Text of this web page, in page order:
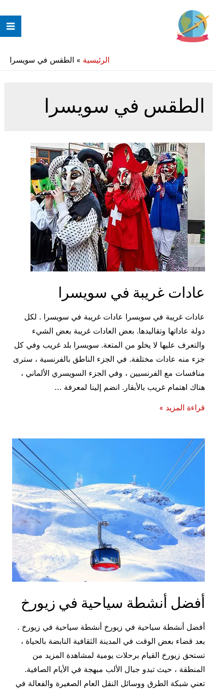
إلى
المحتوى
الرئيسية » الطقس في سويسرا
الطقس في سويسرا
عادات غريبة في سويسرا
عادات غريبة في سويسرا عادات غريبة في سويسرا . لكل
دولة عاداتها وتقاليدها. بعض العادات غريبة بعض الشيء
والتعرف عليها لا يخلو من المتعة. سويسرا بلد غريب وفي كل
جزء منه عادات مختلفة. في الجزء الناطق بالفرنسية ، سترى
منافسات مع الفرنسيين ، وفي الجزء السويسري الألماني ،
هناك اهتمام غريب بالأبقار. انضم إلينا لمعرفة …
عادات
سويسرا
قراءة المزيد »
أفضل أنشطة سياحية في زيورخ
أفضل أنشطة سياحية في زيورخ أنشطة سياحية في زيورخ .
بعد قضاء بعض الوقت في المدينة الثقافية النابضة بالحياة ،
تستحق زيورخ القيام برحلات يومية لمشاهدة المزيد من
المنطقة ، حيث تبدو جبال الألب مبهجة في الأيام الصافية.
تعني شبكة الطرق ووسائل النقل العام الصغيرة والفعالة في